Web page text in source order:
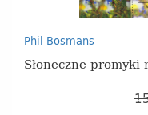
Phil Bosmans
Słoneczne promyki